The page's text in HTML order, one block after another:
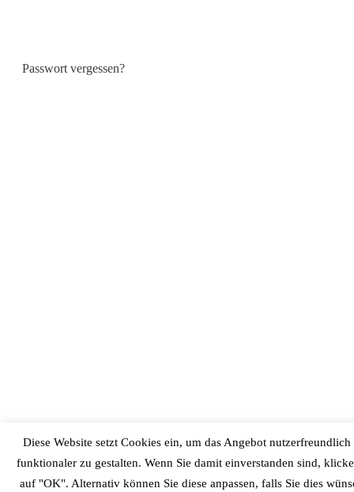
Diese Website setzt Cookies ein, um das Angebot nutzerfreundlich
funktionaler zu gestalten. Wenn Sie damit einverstanden sind,
auf "OK". Alternativ können Sie diese anpassen, falls Sie dies
Passwort vergessen?